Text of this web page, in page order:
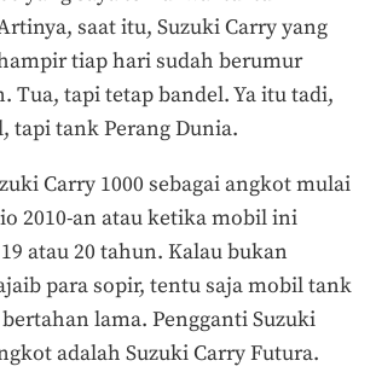
saat itu, Suzuki Carry yang
tiap hari sudah berumur
Tua, tapi tetap bandel. Ya itu tadi,
tapi tank Perang Dunia.
Carry 1000 sebagai angkot mulai
2010-an atau ketika mobil ini
atau 20 tahun. Kalau bukan
para sopir, tentu saja mobil tank
lama. Pengganti Suzuki
adalah Suzuki Carry Futura.